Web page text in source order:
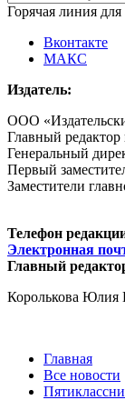
Горячая линия для
Вконтакте
МАКС
Издатель:
ООО
Главный
Генеральный
Первый
Заместители
Телефон
Электронная
Главный
Королькова Юлия
Главная
Все новости